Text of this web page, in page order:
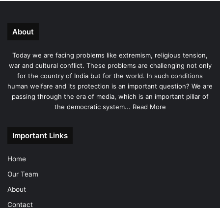
About
Today we are facing problems like extremism, religious tension,
war and cultural conflict. These problems are challenging not only
for the country of India but for the world. In such conditions
human welfare and its protection is an important question? We are
passing through the era of media, which is an important pillar of
the democratic system... Read More
Important Links
Home
Our Team
About
Contact